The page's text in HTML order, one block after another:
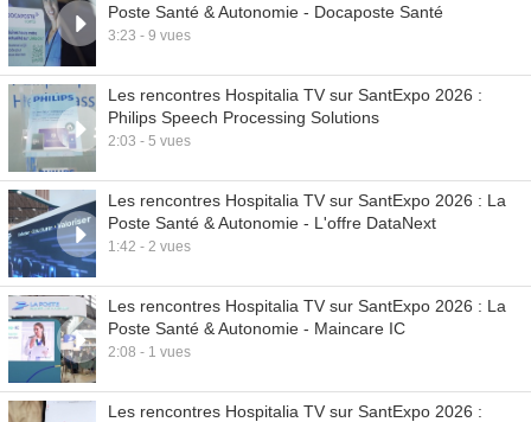
Poste Santé & Autonomie - Docaposte Santé
3:23 - 9 vues
Les rencontres Hospitalia TV sur SantExpo 2026 :
Philips Speech Processing Solutions
2:03 - 5 vues
Les rencontres Hospitalia TV sur SantExpo 2026 : La
Poste Santé & Autonomie - L'offre DataNext
1:42 - 2 vues
Les rencontres Hospitalia TV sur SantExpo 2026 : La
Poste Santé & Autonomie - Maincare IC
2:08 - 1 vues
Les rencontres Hospitalia TV sur SantExpo 2026 :